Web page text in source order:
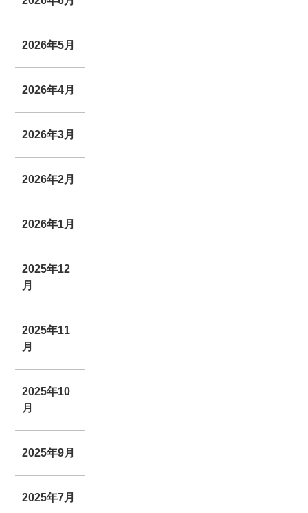
2026年5月
2026年4月
2026年3月
2026年2月
2026年1月
2025年12
月
2025年11
月
2025年10
月
2025年9月
2025年7月